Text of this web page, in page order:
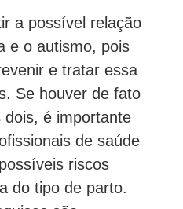
a possível relação
e o autismo, pois
e tratar essa
Se houver de fato
dois, é importante
de saúde
riscos
do tipo de parto.